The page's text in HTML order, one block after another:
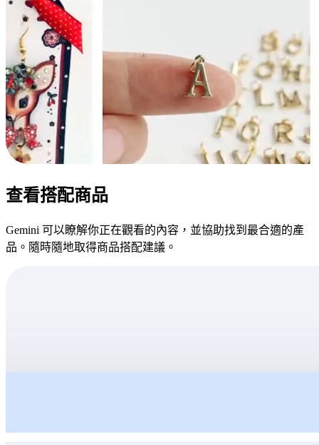
查看搭配商品
Gemini 可以瞭解你正在觀看的內容，並協助找到最合適的產
品。隨時隨地取得商品搭配建議。